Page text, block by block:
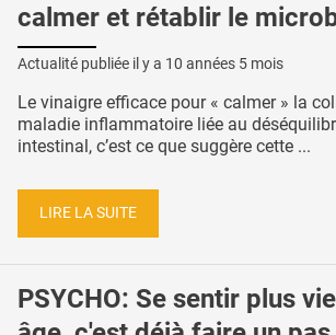
calmer et rétablir le
Actualité publiée il y a 10 années 5 mois
Le vinaigre efficace pour « calmer » la
maladie inflammatoire liée au
intestinal, c’est ce que suggère cette ...
LIRE LA SUITE
PSYCHO: Se sentir plus